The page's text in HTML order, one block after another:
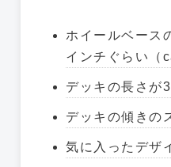
ホイールベース
インチぐらい（
デッキの長さが
デッキの傾きの
気に入ったデザ